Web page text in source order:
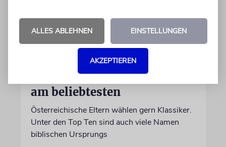
Diese hebräischen
Vornamen in Österreich sind
am beliebtesten
Österreichische Eltern wählen gern Klassiker.
Unter den Top Ten sind auch viele Namen
biblischen Ursprungs
ALLES ABLEHNEN EINSTELLUNGEN
AKZEPTIEREN